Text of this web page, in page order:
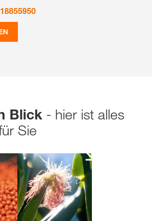
Blick - hier ist alles
Sie